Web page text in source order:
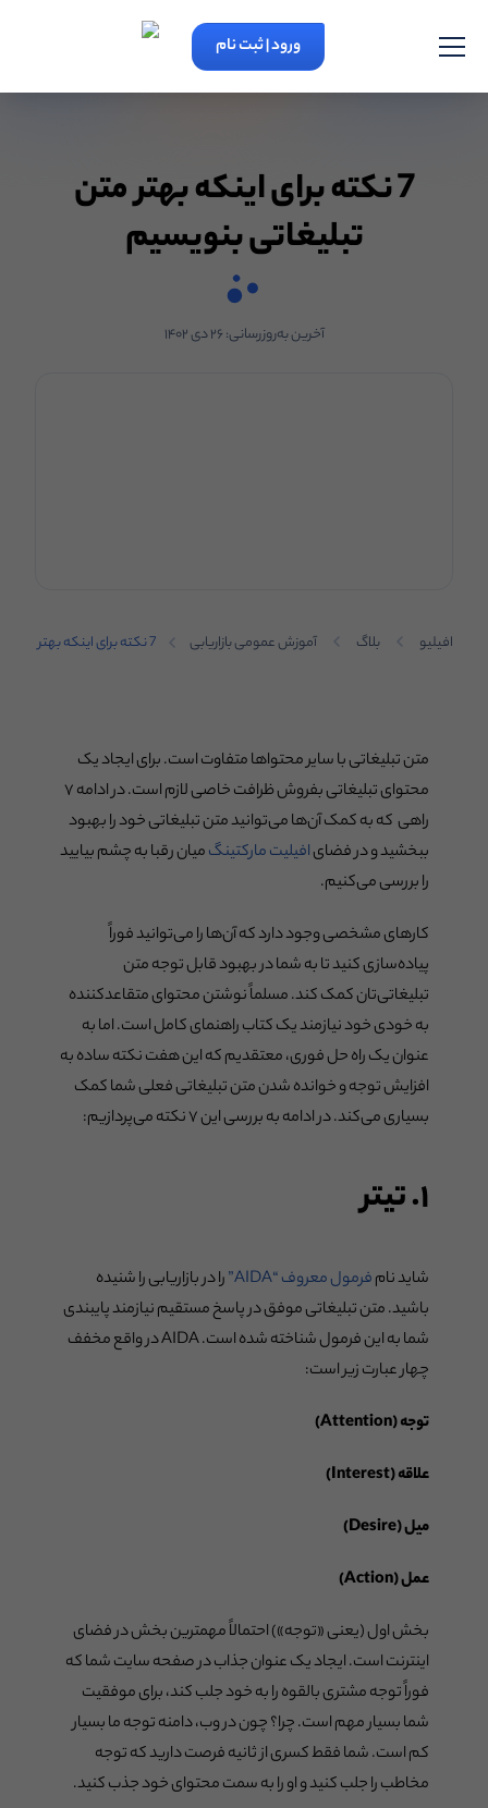
ورود | ثبت نام
7 نکته برای اینکه بهتر متن
تبلیغاتی بنویسیم
آخرین به‌روزرسانی:۲۶ دی ۱۴۰۲
افیلیو بلاگ آموزش عمومی بازاریابی
7 نکته برای اینکه بهتر
متن تبلیغاتی با سایر محتواها متفاوت است. برای ایجاد یک
محتوای تبلیغاتی بفروش ظرافت خاصی لازم است. در ادامه ۷
راهی که به کمک آن‌ها می‌توانید متن تبلیغاتی خود را بهبود
ببخشید و در فضایافیلیت مارکتینگمیان رقبا به چشم بیایید
را بررسی می‌کنیم.
کارهای مشخصی وجود دارد که آن‌ها را می‌توانید فوراً
پیاده‌سازی کنید تا به شما در بهبود قابل توجه متن
تبلیغاتی‌تان کمک کند. مسلماً نوشتن محتوای متقاعدکننده
به خودی خود نیازمند یک کتاب راهنمای کامل است. اما به
عنوان یک راه حل فوری، معتقدیم که این هفت نکته ساده به
افزایش توجه و خوانده شدن متن تبلیغاتی فعلی شما کمک
بسیاری می‌کند. در ادامه به بررسی این ۷ نکته می‌پردازیم:
۱. تیتر
شاید نامفرمول معروف “AIDA”
را در بازاریابی را شنیده
باشید. متن تبلیغاتی موفق در پاسخ مستقیم نیازمند پایبندی
شما به این فرمول شناخته شده است. AIDA در واقع مخفف
چهار عبارت زیر است:
توجه (Attention)
علاقه (Interest)
میل (Desire)
عمل (Action)
بخش اول (یعنی «توجه») احتمالاً مهمترین بخش در فضای
اینترنت است. ایجاد یک عنوان جذاب در صفحه سایت شما که
فوراً توجه مشتری بالقوه را به خود جلب کند، برای موفقیت
شما بسیار مهم است. چرا؟ چون در وب، دامنه توجه ما بسیار
کم است. شما فقط کسری از ثانیه فرصت دارید که توجه
مخاطب را جلب کنید و او را به سمت محتوای خود جذب کنید.